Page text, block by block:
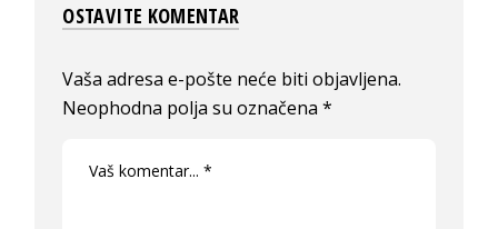
OSTAVITE KOMENTAR
Vaša adresa e-pošte neće biti objavljena.
Neophodna polja su označena*